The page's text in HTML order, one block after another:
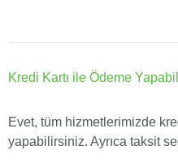
Kredi Kartı ile Ödeme
Evet, tüm hizmetlerimizde
yapabilirsiniz. Ayrıca taksit